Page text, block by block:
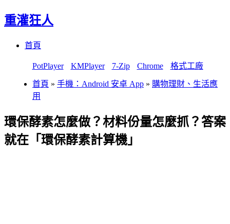
重灌狂人
首頁
PotPlayer KMPlayer 7-Zip Chrome 格式工廠
首頁 » 手機：Android 安卓 App » 購物理財、生活應
用
環保酵素怎麼做？材料份量怎麼抓？答案
就在「環保酵素計算機」